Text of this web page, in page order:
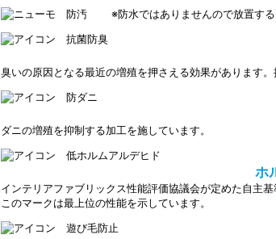
※防水ではありませんので放置す
臭いの原因となる最近の増殖を押さえる効果があります
ダニの増殖を抑制する加工を施しています。
ホ
インテリアファブリックス性能評価協議会が定めた自主
このマークは最上位の性能を示しています。